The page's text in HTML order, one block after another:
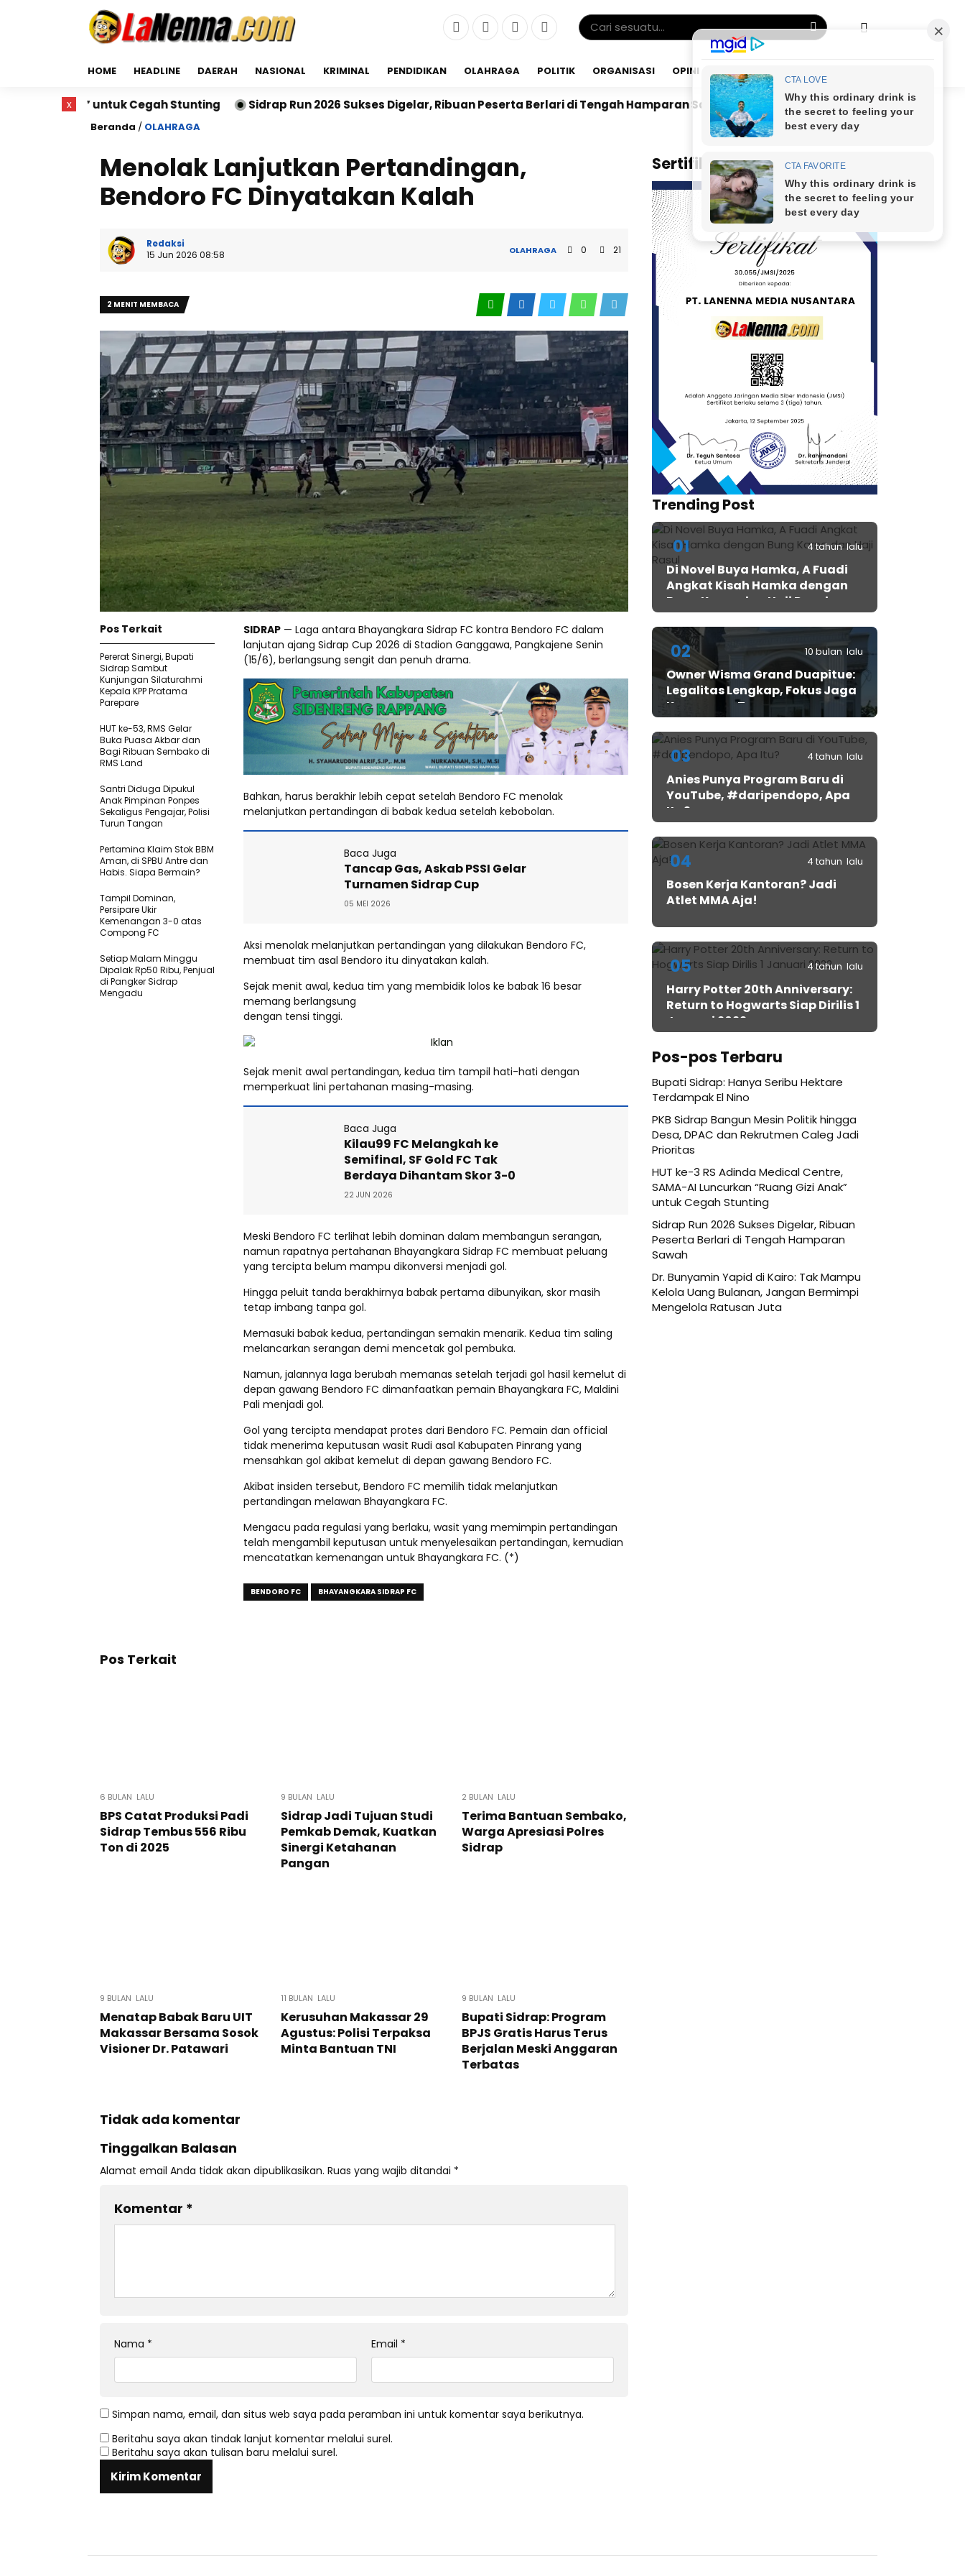
HOME HEADLINE DAERAH NASIONAL KRIMINAL PENDIDIKAN OLAHRAGA POLITIK ORGANISASI OPINI
untuk Cegah Stunting Sidrap Run 2026 Sukses Digelar, Ribuan Peserta Berlari di Tengah Hamparan Sawah Dr. Bunyamin Yapid di Kairo: Tak Mampu Kelola
Beranda / OLAHRAGA
Menolak Lanjutkan Pertandingan,
Bendoro FC Dinyatakan Kalah
Redaksi
15 Jun 2026 08:58
OLAHRAGA 0 21
2 MENIT MEMBACA
SIDRAP — Laga antara Bhayangkara Sidrap FC kontra Bendoro FC dalam
lanjutan ajang Sidrap Cup 2026 di Stadion Ganggawa, Pangkajene Senin
(15/6), berlangsung sengit dan penuh drama.
Bahkan, harus berakhir lebih cepat setelah Bendoro FC menolak
melanjutkan pertandingan di babak kedua setelah kebobolan.
Baca Juga
Tancap Gas, Askab PSSI Gelar
Turnamen Sidrap Cup
05 MEI 2026
Aksi menolak melanjutkan pertandingan yang dilakukan Bendoro FC,
membuat tim asal Bendoro itu dinyatakan kalah.
Sejak menit awal, kedua tim yang membidik lolos ke babak 16 besar
memang berlangsung
dengan tensi tinggi.
Sejak menit awal pertandingan, kedua tim tampil hati-hati dengan
memperkuat lini pertahanan masing-masing.
Baca Juga
Kilau99 FC Melangkah ke
Semifinal, SF Gold FC Tak
Berdaya Dihantam Skor 3-0
22 JUN 2026
Meski Bendoro FC terlihat lebih dominan dalam membangun serangan,
namun rapatnya pertahanan Bhayangkara Sidrap FC membuat peluang
yang tercipta belum mampu dikonversi menjadi gol.
Hingga peluit tanda berakhirnya babak pertama dibunyikan, skor masih
tetap imbang tanpa gol.
Memasuki babak kedua, pertandingan semakin menarik. Kedua tim saling
melancarkan serangan demi mencetak gol pembuka.
Namun, jalannya laga berubah memanas setelah terjadi gol hasil kemelut di
depan gawang Bendoro FC dimanfaatkan pemain Bhayangkara FC, Maldini
Pali menjadi gol.
Gol yang tercipta mendapat protes dari Bendoro FC. Pemain dan official
tidak menerima keputusan wasit Rudi asal Kabupaten Pinrang yang
mensahkan gol akibat kemelut di depan gawang Bendoro FC.
Akibat insiden tersebut, Bendoro FC memilih tidak melanjutkan
pertandingan melawan Bhayangkara FC.
Mengacu pada regulasi yang berlaku, wasit yang memimpin pertandingan
telah mengambil keputusan untuk menyelesaikan pertandingan, kemudian
mencatatkan kemenangan untuk Bhayangkara FC. (*)
BENDORO FC BHAYANGKARA SIDRAP FC
Pos Terkait
Pererat Sinergi, Bupati
Sidrap Sambut
Kunjungan Silaturahmi
Kepala KPP Pratama
Parepare
HUT ke-53, RMS Gelar
Buka Puasa Akbar dan
Bagi Ribuan Sembako di
RMS Land
Santri Diduga Dipukul
Anak Pimpinan Ponpes
Sekaligus Pengajar, Polisi
Turun Tangan
Pertamina Klaim Stok BBM
Aman, di SPBU Antre dan
Habis. Siapa Bermain?
Tampil Dominan,
Persipare Ukir
Kemenangan 3-0 atas
Compong FC
Setiap Malam Minggu
Dipalak Rp50 Ribu, Penjual
di Pangker Sidrap
Mengadu
Pos Terkait
6 BULAN LALU
BPS Catat Produksi Padi
Sidrap Tembus 556 Ribu
Ton di 2025
9 BULAN LALU
Sidrap Jadi Tujuan Studi
Pemkab Demak, Kuatkan
Sinergi Ketahanan
Pangan
2 BULAN LALU
Terima Bantuan Sembako,
Warga Apresiasi Polres
Sidrap
9 BULAN LALU
Menatap Babak Baru UIT
Makassar Bersama Sosok
Visioner Dr. Patawari
11 BULAN LALU
Kerusuhan Makassar 29
Agustus: Polisi Terpaksa
Minta Bantuan TNI
9 BULAN LALU
Bupati Sidrap: Program
BPJS Gratis Harus Terus
Berjalan Meski Anggaran
Terbatas
Tidak ada komentar
Tinggalkan Balasan
Alamat email Anda tidak akan dipublikasikan. Ruas yang wajib ditandai *
Komentar *
Nama * Email *
Simpan nama, email, dan situs web saya pada peramban ini untuk komentar saya berikutnya.
Beritahu saya akan tindak lanjut komentar melalui surel.
Beritahu saya akan tulisan baru melalui surel.
Sertifikat JMSI
Trending Post
01 4 tahun lalu
Di Novel Buya Hamka, A Fuadi
Angkat Kisah Hamka dengan
Bung Karno dan Haji Rasul
02 10 bulan lalu
Owner Wisma Grand Duapitue:
Legalitas Lengkap, Fokus Jaga
Keamanan Tamu
03 4 tahun lalu
Anies Punya Program Baru di
YouTube, #daripendopo, Apa
Itu?
04 4 tahun lalu
Bosen Kerja Kantoran? Jadi
Atlet MMA Aja!
05 4 tahun lalu
Harry Potter 20th Anniversary:
Return to Hogwarts Siap Dirilis 1
Januari 2022
Pos-pos Terbaru
Bupati Sidrap: Hanya Seribu Hektare
Terdampak El Nino
PKB Sidrap Bangun Mesin Politik hingga
Desa, DPAC dan Rekrutmen Caleg Jadi
Prioritas
HUT ke-3 RS Adinda Medical Centre,
SAMA-AI Luncurkan “Ruang Gizi Anak”
untuk Cegah Stunting
Sidrap Run 2026 Sukses Digelar, Ribuan
Peserta Berlari di Tengah Hamparan
Sawah
Dr. Bunyamin Yapid di Kairo: Tak Mampu
Kelola Uang Bulanan, Jangan Bermimpi
Mengelola Ratusan Juta
x x